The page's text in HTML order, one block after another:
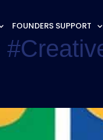
FOUNDERS SUPPORT